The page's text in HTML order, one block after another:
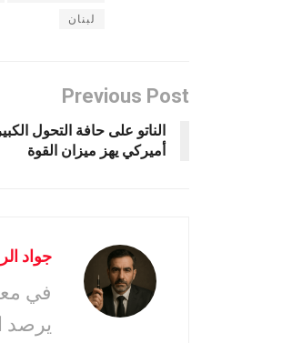
لبنان
Previous Post
الناتو على حافة التحول
أميركي يهز ميزان القوة
جواد
في
يرصد